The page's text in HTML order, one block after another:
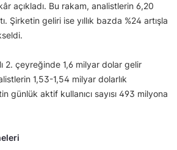
açıkladı. Bu rakam, analistlerin 6,20
Şirketin geliri ise yıllık bazda %24 artışla
2. çeyreğinde 1,6 milyar dolar gelir
1,53-1,54 milyar dolarlık
günlük aktif kullanıcı sayısı 493 milyona